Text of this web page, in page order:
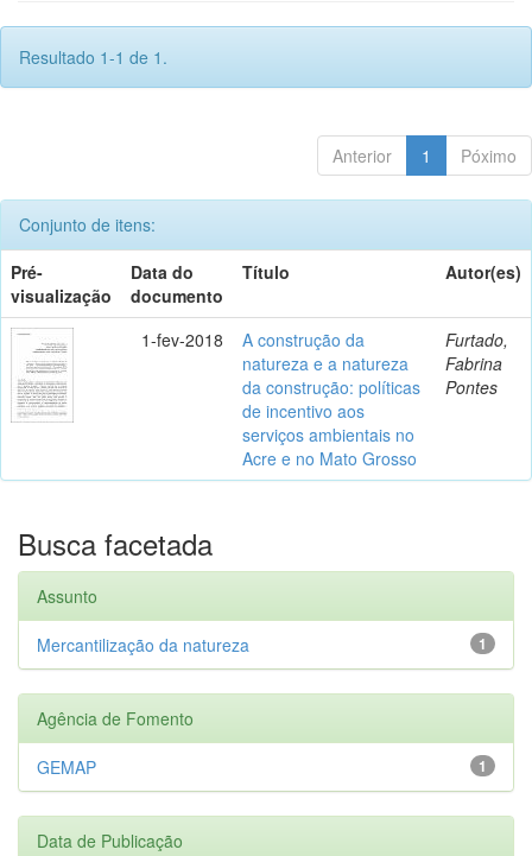
Resultado 1-1 de 1.
Anterior 1 Póximo
Conjunto de itens:
Pré-
visualização
Data do
documento
Título Autor(es)
1-fev-2018
A construção da
natureza e a natureza
da construção: políticas
de incentivo aos
serviços ambientais no
Acre e no Mato Grosso
Furtado,
Fabrina
Pontes
Busca facetada
Assunto
1
Mercantilização da natureza
Agência de Fomento
1
GEMAP
Data de Publicação